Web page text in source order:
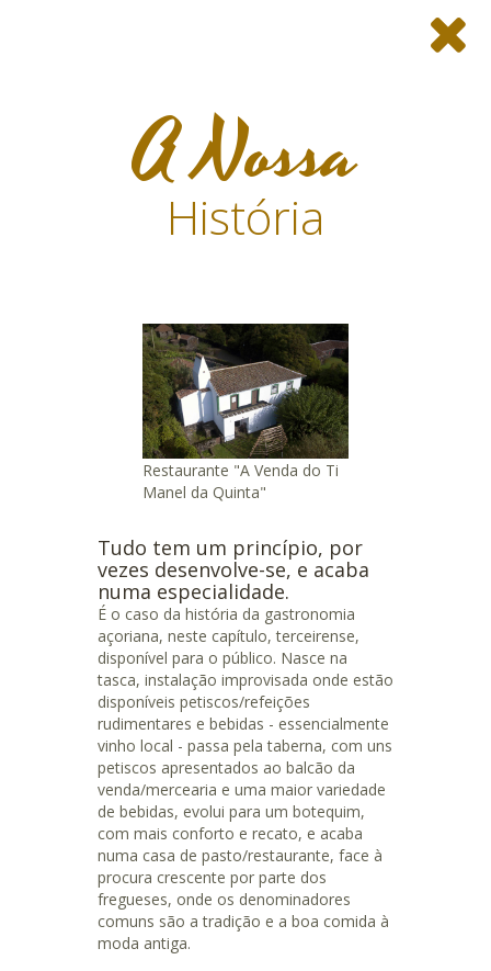
A Nossa
História
Restaurante "A Venda do Ti
Manel da Quinta"
Tudo tem um princípio, por
vezes desenvolve-se, e acaba
numa especialidade.
É o caso da história da gastronomia
açoriana, neste capítulo, terceirense,
disponível para o público. Nasce na
tasca, instalação improvisada onde estão
disponíveis petiscos/refeições
rudimentares e bebidas - essencialmente
vinho local - passa pela taberna, com uns
petiscos apresentados ao balcão da
venda/mercearia e uma maior variedade
de bebidas, evolui para um botequim,
com mais conforto e recato, e acaba
numa casa de pasto/restaurante, face à
procura crescente por parte dos
fregueses, onde os denominadores
comuns são a tradição e a boa comida à
moda antiga.